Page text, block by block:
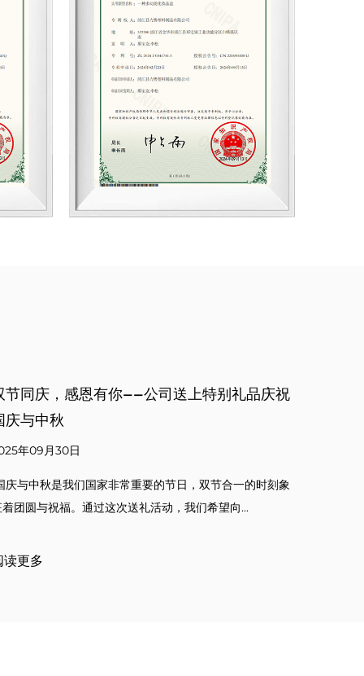
早会召开，凝聚共识共启新程
2025年08月15日
9点，我司早会准时召开，总经理与各部门负责人齐聚一堂。
会上，总经理复盘昨日工作，既肯定...